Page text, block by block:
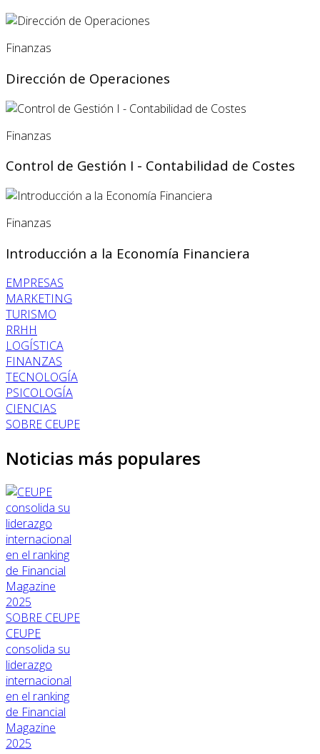
Finanzas
Dirección de Operaciones
Finanzas
Control de Gestión I - Contabilidad de Costes
Finanzas
Introducción a la Economía Financiera
EMPRESAS
MARKETING
TURISMO
RRHH
LOGÍSTICA
FINANZAS
TECNOLOGÍA
PSICOLOGÍA
CIENCIAS
SOBRE CEUPE
Noticias más populares
SOBRE CEUPE
CEUPE
consolida su
liderazgo
internacional
en el ranking
de Financial
Magazine
2025